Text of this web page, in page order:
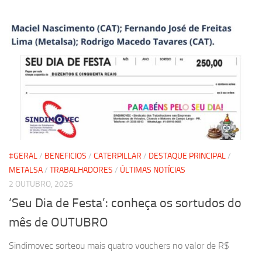
#GERAL/ BENEFICIOS / CATERPILLAR / DESTAQUE PRINCIPAL/
METALSA/ TRABALHADORES / ÚLTIMAS NOTÍCIAS
2 OUTUBRO, 2025
‘Seu Dia de Festa’: conheça os sortudos do
mês de OUTUBRO
Sindimovec sorteou mais quatro vouchers no valor de R$